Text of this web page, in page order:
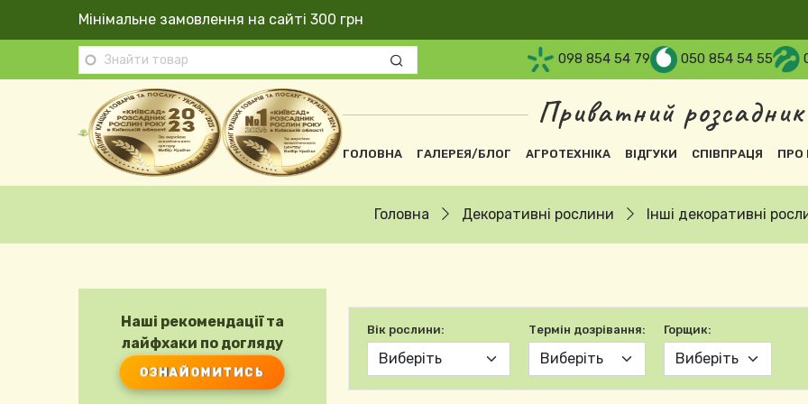
Перейти до основного вмісту
Мінімальне замовлення на сайті 300 грн
098 854 54 79 050 854 54 55
Приватний
Основна навіґація
ГОЛОВНА ГАЛЕРЕЯ/БЛОГ АГРОТЕХНІКА ВІДГУКИ СПІВПРАЦЯ ПРО
Головна Декоративні рослини Інші декоративні
Наші рекомендації та
лайфхаки по догляду
ОЗНАЙОМИТИСЬ
Вік рослини: Термін дозрівання: Горщик: